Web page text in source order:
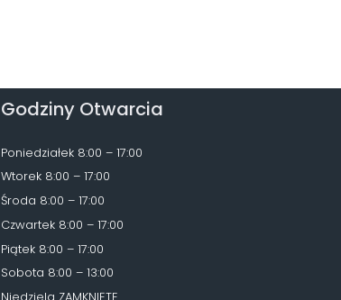
Godziny Otwarcia
Poniedziałek 8:00 – 17:00
Wtorek 8:00 – 17:00
Środa 8:00 – 17:00
Czwartek 8:00 – 17:00
Piątek 8:00 – 17:00
Sobota 8:00 – 13:00